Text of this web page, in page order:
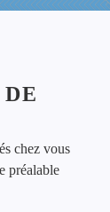
chez vous
préalable